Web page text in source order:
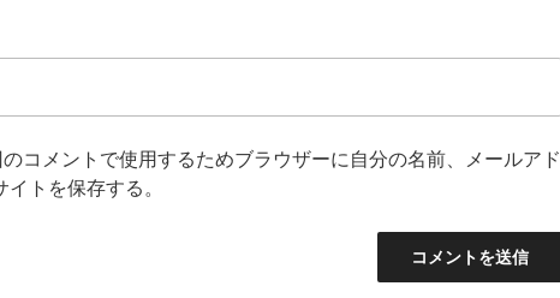
のコメントで使用するためブラウザーに自分の名前、メールアド
イトを保存する。